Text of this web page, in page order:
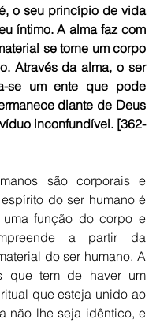
o seu princípio de vida
íntimo. A alma faz com
se torne um corpo
Através da alma, o ser
se um ente que pode
diante de Deus
inconfundível. [362-
são corporais e
do ser humano é
função do corpo e
a partir da
do ser humano. A
que tem de haver um
que esteja unido ao
não lhe seja idêntico, e